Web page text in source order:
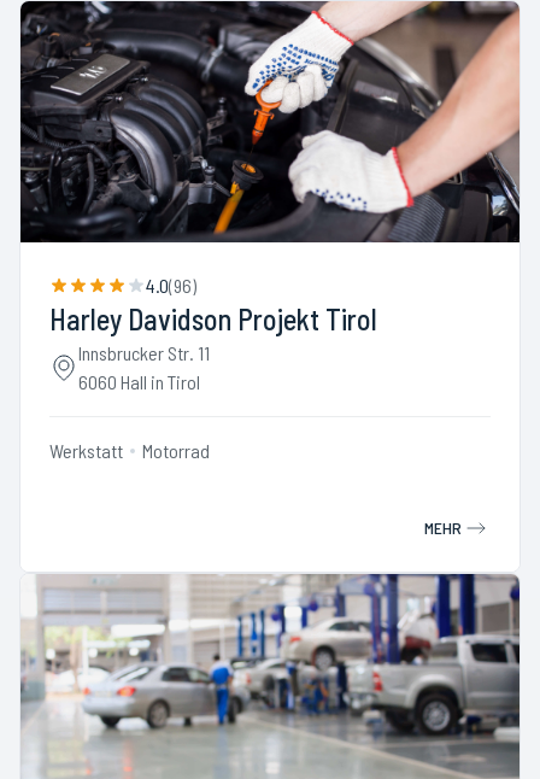
4.0(96)
Harley Davidson Projekt Tirol
Innsbrucker Str. 11
6060 Hall in Tirol
Werkstatt Motorrad
MEHR